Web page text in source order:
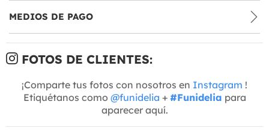
MEDIOS DE PAGO
FOTOS DE CLIENTES:
¡Comparte tus fotos con nosotros en Instagram !
Etiquétanos como @funidelia + #Funidelia para
aparecer aquí.